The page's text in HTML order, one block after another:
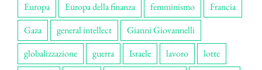
Europa
Europa della finanza femminismo
Francia
Gaza
general intellect
Gianni Giovannelli
globalizzazione
guerra Israele lavoro
lotte